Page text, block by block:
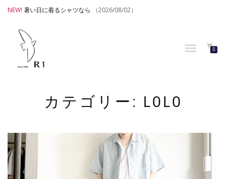
NEW! 暑い日に着るシャツなら （2026/08/02）
TOGGLE
0
カテゴリー: LOLO